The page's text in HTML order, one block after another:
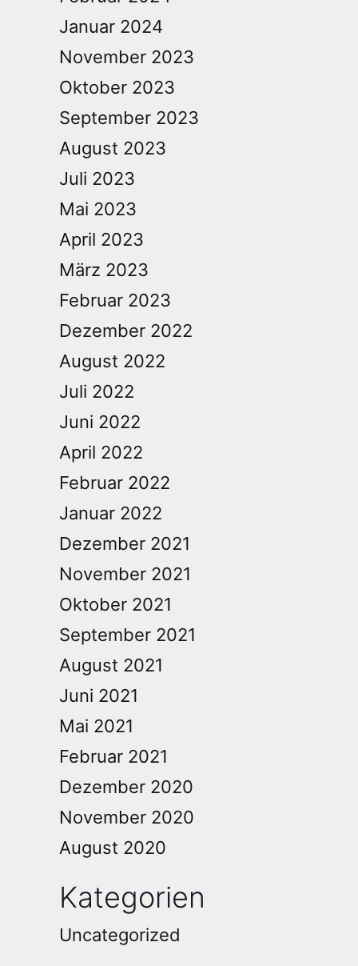
Januar 2024
November 2023
Oktober 2023
September 2023
August 2023
Juli 2023
Mai 2023
April 2023
März 2023
Februar 2023
Dezember 2022
August 2022
Juli 2022
Juni 2022
April 2022
Februar 2022
Januar 2022
Dezember 2021
November 2021
Oktober 2021
September 2021
August 2021
Juni 2021
Mai 2021
Februar 2021
Dezember 2020
November 2020
August 2020
Kategorien
Uncategorized